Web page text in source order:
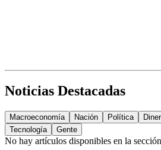
Noticias Destacadas
Macroeconomía Nación Política
Tecnología
Gente
No hay artículos disponibles en la sección